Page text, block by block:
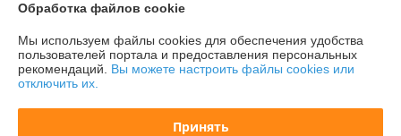
Доставка и оплата
График работы
Обработка файлов cookie
Мы используем файлы cookies для обеспечения удобства
пользователей портала и предоставления персональных
рекомендаций. Вы можете настроить файлы cookies или
отключить их.
Принять